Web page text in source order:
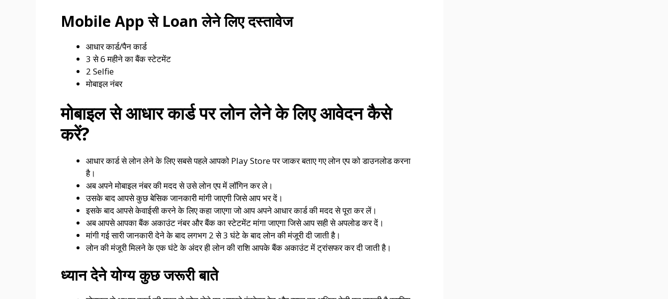
Mobile App से Loan लेने लिए दस्तावेज
आधार कार्ड/पैन कार्ड
3 से 6 महीने का बैंक स्टेटमेंट
2 Selfie
मोबाइल नंबर
मोबाइल से आधार कार्ड पर लोन लेने के लिए आवेदन कैसे
करें?
आधार कार्ड से लोन लेने के लिए सबसे पहले आपको Play Store पर जाकर बताए गए लोन एप को डाउनलोड करना
है।
अब अपने मोबाइल नंबर की मदद से उसे लोन एप में लॉगिन कर ले।
उसके बाद आपसे कुछ बेसिक जानकारी मांगी जाएगी जिसे आप भर दें।
इसके बाद आपसे केवाईसी करने के लिए कहा जाएगा जो आप अपने आधार कार्ड की मदद से पूरा कर लें।
अब आपसे आपका बैंक अकाउंट नंबर और बैंक का स्टेटमेंट मांगा जाएगा जिसे आप सही से अपलोड कर दें।
मांगी गई सारी जानकारी देने के बाद लगभग 2 से 3 घंटे के बाद लोन की मंजूरी दी जाती है।
लोन की मंजूरी मिलने के एक घंटे के अंदर ही लोन की राशि आपके बैंक अकाउंट में ट्रांसफर कर दी जाती है।
ध्यान देने योग्य कुछ जरूरी बाते